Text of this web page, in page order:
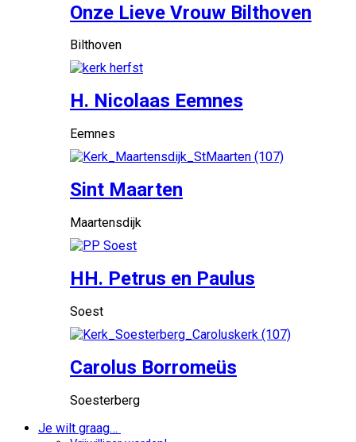
Onze Lieve Vrouw Bilthoven
Bilthoven
H. Nicolaas Eemnes
Eemnes
Sint Maarten
Maartensdijk
HH. Petrus en Paulus
Soest
Carolus Borromeüs
Soesterberg
Je wilt graag…